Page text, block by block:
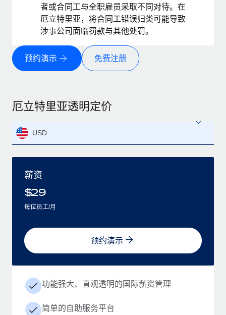
者或合同工与全职雇员采取不同对待。在
厄立特里亚，将合同工错误归类可能导致
涉事公司面临罚款与其他处罚。
预约演示 免费注册
厄立特里亚透明定价
USD
薪资
$29
每位员工/月
预约演示
功能强大、直观透明的国际薪资管理
简单的自助服务平台